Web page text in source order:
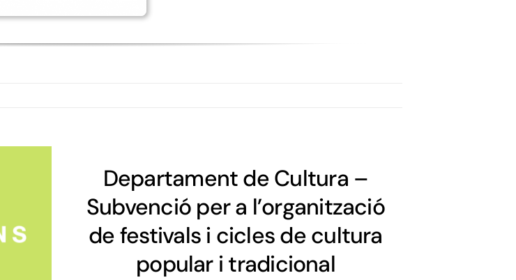
Departament de Cultura –
Subvenció per a l’organització
de festivals i cicles de cultura
popular i tradicional